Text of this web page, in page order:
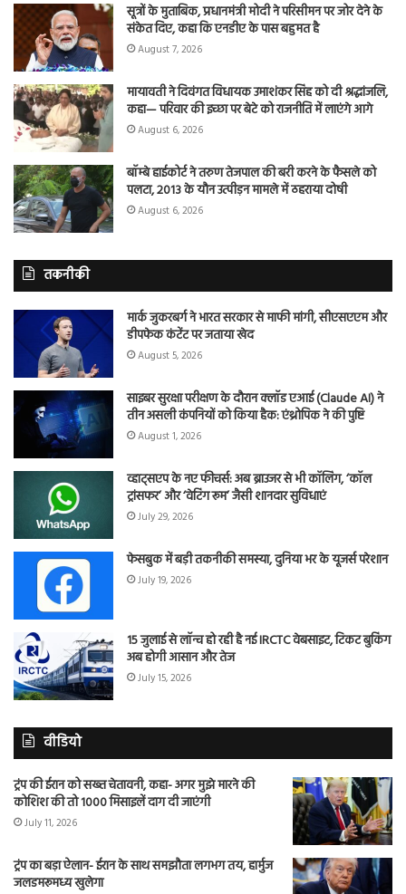
सूत्रों के मुताबिक, प्रधानमंत्री मोदी ने परिसीमन पर जोर देने के
संकेत दिए, कहा कि एनडीए के पास बहुमत है
August 7, 2026
मायावती ने दिवंगत विधायक उमाशंकर सिंह को दी श्रद्धांजलि,
कहा— परिवार की इच्छा पर बेटे को राजनीति में लाएंगे आगे
August 6, 2026
बॉम्बे हाईकोर्ट ने तरुण तेजपाल की बरी करने के फैसले को
पलटा, 2013 के यौन उत्पीड़न मामले में ठहराया दोषी
August 6, 2026
तकनीकी
मार्क जुकरबर्ग ने भारत सरकार से माफी मांगी, सीएसएएम और
डीपफेक कंटेंट पर जताया खेद
August 5, 2026
साइबर सुरक्षा परीक्षण के दौरान क्लॉड एआई (Claude AI) ने
तीन असली कंपनियों को किया हैक: एंथ्रोपिक ने की पुष्टि
August 1, 2026
व्हाट्सएप के नए फीचर्स: अब ब्राउजर से भी कॉलिंग, ‘कॉल
ट्रांसफर’ और ‘वेटिंग रूम’ जैसी शानदार सुविधाएं
July 29, 2026
फेसबुक में बड़ी तकनीकी समस्या, दुनिया भर के यूजर्स परेशान
July 19, 2026
15 जुलाई से लॉन्च हो रही है नई IRCTC वेबसाइट, टिकट बुकिंग
अब होगी आसान और तेज
July 15, 2026
वीडियो
ट्रंप की ईरान को सख्त चेतावनी, कहा- अगर मुझे मारने की
कोशिश की तो 1000 मिसाइलें दाग दी जाएंगी
July 11, 2026
ट्रंप का बड़ा ऐलान- ईरान के साथ समझौता लगभग तय, हार्मुज
जलडमरूमध्य खुलेगा